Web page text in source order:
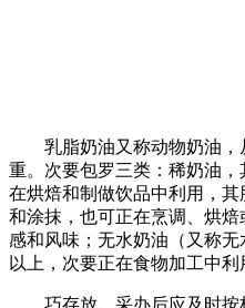
乳脂奶油又称动物奶油，
重。次要包罗三类：稀奶油
在烘焙和制做饮品中利用，
和涂抹，也可正在烹调、烘
感和风味；无水奶油（又称
以上，次要正在食物加工中利
巧存放。采办后应及时按